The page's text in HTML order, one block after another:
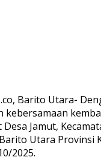
Barito Utara-
Jamut,
Utara Provinsi
2025.